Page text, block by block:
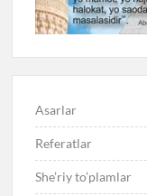
Asarlar
Referatlar
She’riy to’plamlar